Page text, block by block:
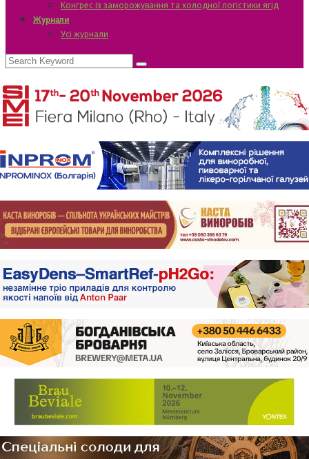
Конгрес із заморожування та холодної логістики ягід
Журнали
Усі журнали